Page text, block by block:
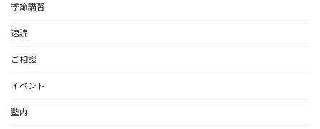
季節講習
速読
ご相談
イベント
塾内